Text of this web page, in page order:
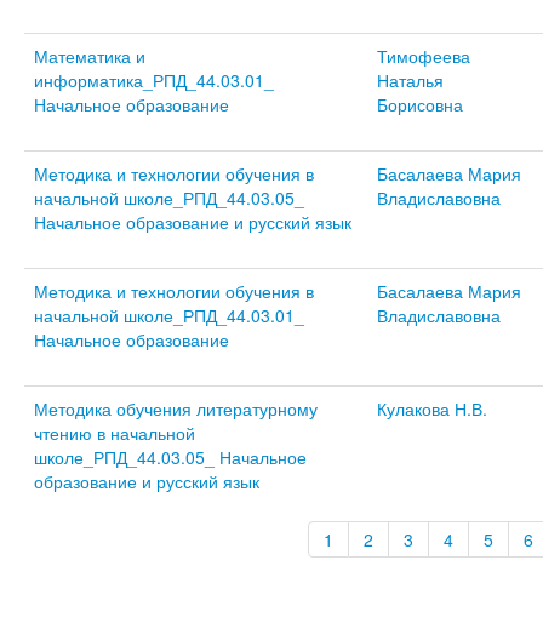
Математика и
информатика_РПД_44.03.01_
Начальное образование
Тимофеева
Наталья
Борисовна
Методика и технологии обучения в
начальной школе_РПД_44.03.05_
Начальное образование и русский язык
Басалаева Мария
Владиславовна
Методика и технологии обучения в
начальной школе_РПД_44.03.01_
Начальное образование
Басалаева Мария
Владиславовна
Методика обучения литературному
чтению в начальной
школе_РПД_44.03.05_ Начальное
образование и русский язык
Кулакова Н.В.
1 2 3 4 5 6